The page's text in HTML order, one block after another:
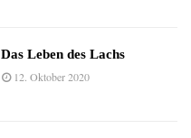
Das Leben des Lachs
12. Oktober 2020